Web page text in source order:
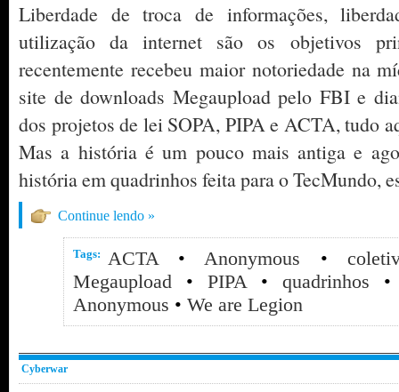
Liberdade de troca de informações,
utilização da internet são os objetivos
recentemente recebeu maior notoriedade na
site de downloads Megaupload pelo FBI e
dos projetos de lei SOPA, PIPA e ACTA, tudo
Mas a história é um pouco mais antiga e
história em quadrinhos feita para o
Continue lendo »
Tags: ACTA•Anonymous •
Megaupload • PIPA• quadrinhos
Anonymous • We are Legion
Cyberwar